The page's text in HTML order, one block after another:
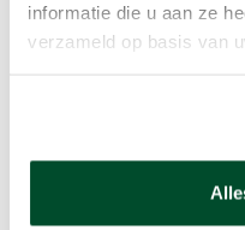
informatie die u aan ze
verzameld op basis van